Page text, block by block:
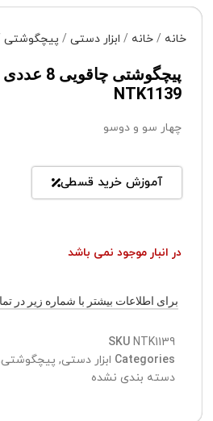
خانه خانه ابزار دستی پیچگوشتی
پیچگوشتی
NTK1139
چهار سو و دوسو
آموزش خرید قسطی
در انبار موجود نمی باشد
برای اطلاعات بیشتر با شماره زیر در تماس
SKU NTK1139
Categories ابزار دستی, پیچگوشتی
دسته بندی نشده